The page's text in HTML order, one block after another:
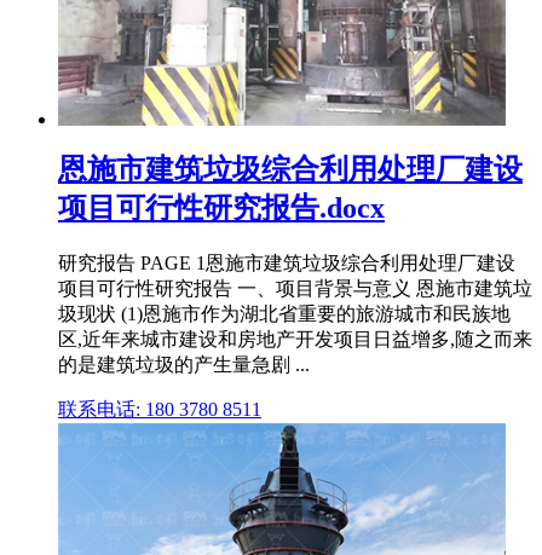
恩施市建筑垃圾综合利用处理厂建设
项目可行性研究报告.docx
研究报告 PAGE 1恩施市建筑垃圾综合利用处理厂建设
项目可行性研究报告 一、项目背景与意义 恩施市建筑垃
圾现状 (1)恩施市作为湖北省重要的旅游城市和民族地
区,近年来城市建设和房地产开发项目日益增多,随之而来
的是建筑垃圾的产生量急剧 ...
联系电话: 180 3780 8511